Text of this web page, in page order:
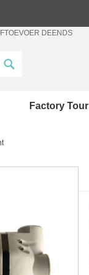
DEENDS
Factory Tour